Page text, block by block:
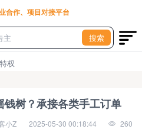
合作、项目对接平台
搜索
权
钱树？承接各类手工订单
小Z 2025-05-30 00:18:44 260